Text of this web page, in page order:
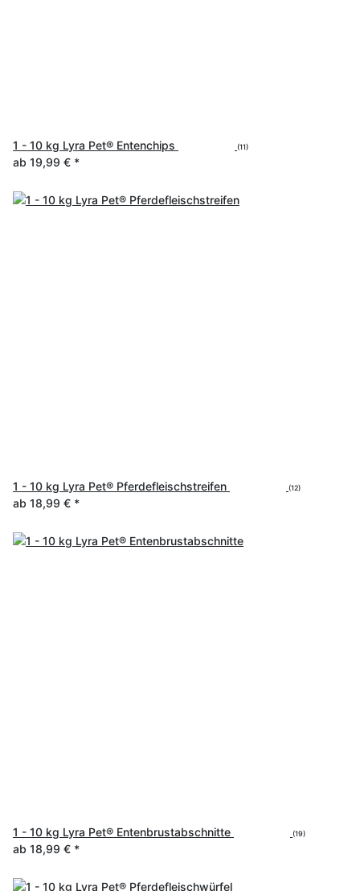
1 - 10 kg Lyra Pet® Entenchips (11)
ab 19,99 € *
1 - 10 kg Lyra Pet® Pferdefleischstreifen (12)
ab 18,99 € *
1 - 10 kg Lyra Pet® Entenbrustabschnitte (19)
ab 18,99 € *